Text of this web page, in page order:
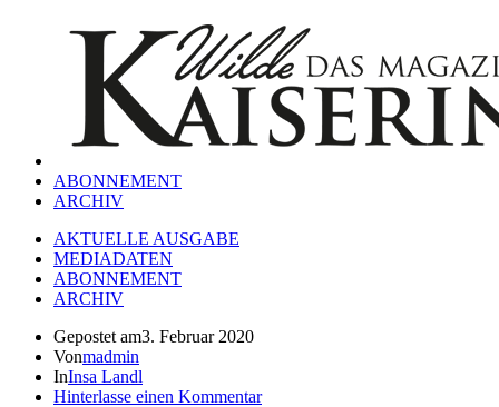
ABONNEMENT
ARCHIV
AKTUELLE AUSGABE
MEDIADATEN
ABONNEMENT
ARCHIV
Gepostet am3. Februar 2020
Vonmadmin
InInsa Landl
Hinterlasse einen Kommentar